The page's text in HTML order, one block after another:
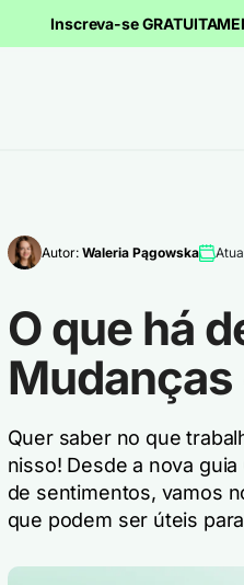
Inscreva-se
Autor: Waleria Pągowska
O que há
Quer saber no que
nisso! Desde a nova
de sentimentos, vamos
que podem ser úteis